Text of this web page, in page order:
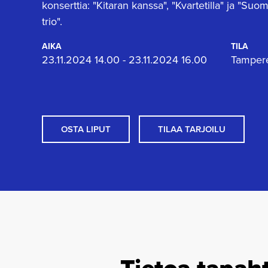
konserttia: "Kitaran kanssa", "Kvartetilla" ja
trio".
AIKA
23.11.2024 14.00 - 23.11.2024 16.00
TILA
OSTA LIPUT TILAA TARJOILU